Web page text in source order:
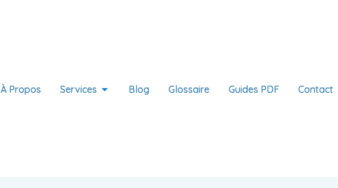
À Propos Services Blog Glossaire Guides PDF Contact